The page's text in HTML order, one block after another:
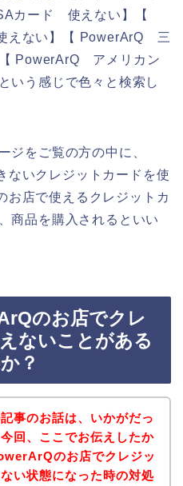
カード 使えない】【
ない】【 PowerArQ 三
PowerArQ アメリカン
いう感じで色々と検索し
ジをご覧の方の中に、
ないクレジットカードを使
お店で使えるクレジットカ
商品を購入されるといい
のお店でクレ
ないことがある
？
事のお話は、いかがだっ
回、ここでお伝えしたか
のお店でクレジッ
い状態になった時の対処